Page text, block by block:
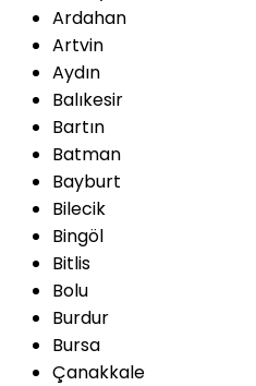
Ardahan
Artvin
Aydın
Balıkesir
Bartın
Batman
Bayburt
Bilecik
Bingöl
Bitlis
Bolu
Burdur
Bursa
Çanakkale